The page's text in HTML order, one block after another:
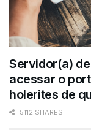
Servidor(a)
acessar o
holerites de
5112 SHARES